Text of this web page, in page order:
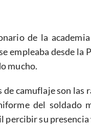
de la
empleaba desde
mucho.
camuflaje son las
del soldado
percibir su presencia